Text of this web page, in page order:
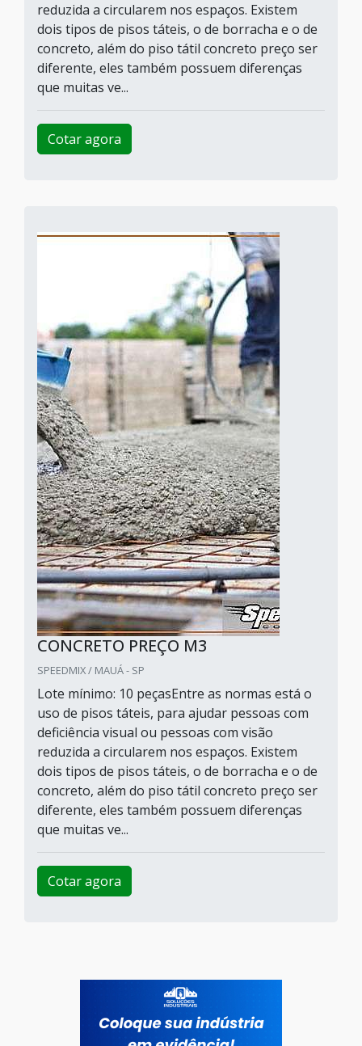
reduzida a circularem nos espaços. Existem
dois tipos de pisos táteis, o de borracha e o de
concreto, além do piso tátil concreto preço ser
diferente, eles também possuem diferenças
que muitas ve...
Cotar agora
CONCRETO PREÇO M3
SPEEDMIX / MAUÁ - SP
Lote mínimo: 10 peçasEntre as normas está o
uso de pisos táteis, para ajudar pessoas com
deficiência visual ou pessoas com visão
reduzida a circularem nos espaços. Existem
dois tipos de pisos táteis, o de borracha e o de
concreto, além do piso tátil concreto preço ser
diferente, eles também possuem diferenças
que muitas ve...
Cotar agora